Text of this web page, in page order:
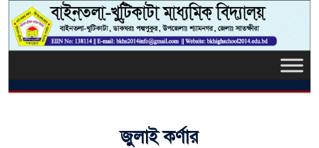
জুলাই কর্ণার